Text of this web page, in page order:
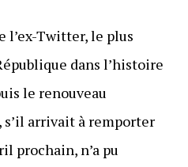
l’ex-Twitter, le plus
dans l’histoire
le renouveau
s’il arrivait à remporter
prochain, n’a pu